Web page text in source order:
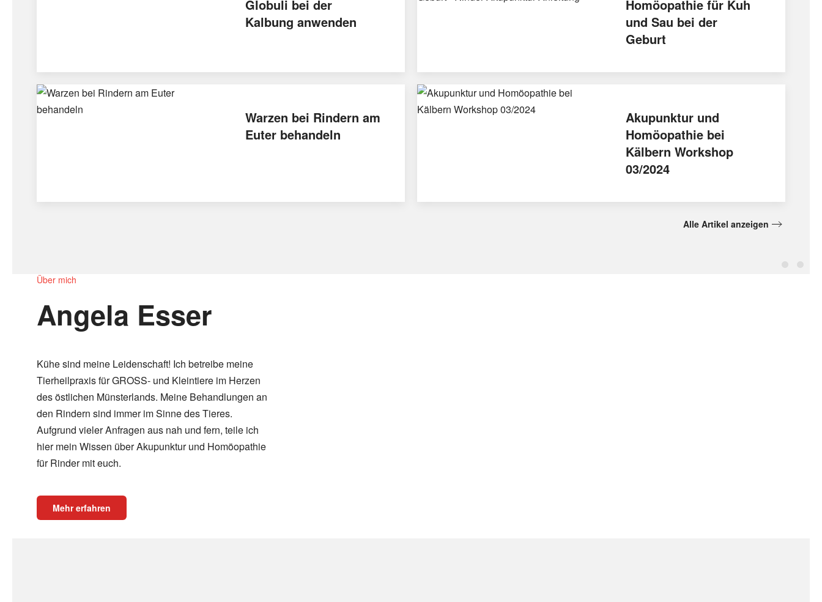
Globuli bei der
Kalbung anwenden
Homöopathie für Kuh
und Sau bei der
Geburt
Warzen bei Rindern am
Euter behandeln
Akupunktur und
Homöopathie bei
Kälbern Workshop
03/2024
Alle Artikel anzeigen
Über mich
Angela Esser
Kühe sind meine Leidenschaft! Ich betreibe meine
Tierheilpraxis für GROSS- und Kleintiere im Herzen
des östlichen Münsterlands. Meine Behandlungen an
den Rindern sind immer im Sinne des Tieres.
Aufgrund vieler Anfragen aus nah und fern, teile ich
hier mein Wissen über Akupunktur und Homöopathie
für Rinder mit euch.
Mehr erfahren